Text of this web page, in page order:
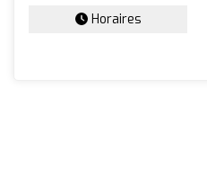
Horaires